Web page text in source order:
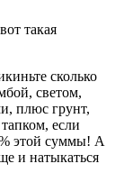
такая
сколько
светом,
плюс грунт,
если
этой суммы! А
и натыкаться